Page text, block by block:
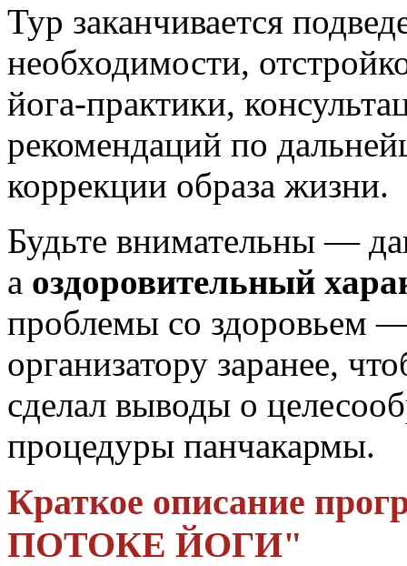
Тур заканчивается
необходимости,
йога-практики,
рекомендаций по
коррекции образа жизни.
Будьте внимательны —
а оздоровительный
проблемы со здоровьем
организатору заранее,
сделал выводы о
процедуры панчакармы.
Краткое описание
ПОТОКЕ ЙОГИ"